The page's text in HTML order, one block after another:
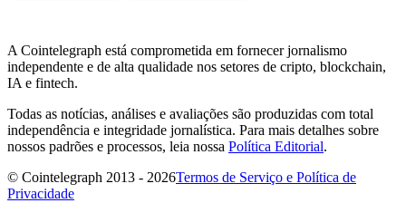
A Cointelegraph está comprometida em fornecer jornalismo
independente e de alta qualidade nos setores de cripto, blockchain,
IA e fintech.
Todas as notícias, análises e avaliações são produzidas com total
independência e integridade jornalística. Para mais detalhes sobre
nossos padrões e processos, leia nossa Política Editorial.
© Cointelegraph 2013 - 2026Termos de Serviço e Política de
Privacidade